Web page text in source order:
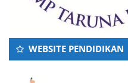
WEBSITE PENDIDIKAN